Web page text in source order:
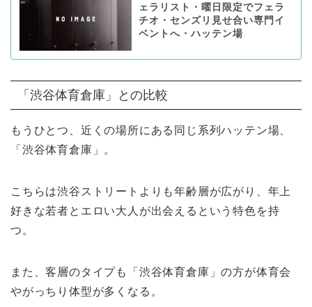
ェラリスト・曜日限定でフェラ
チオ・センズリ見せ合い専門イ
ベントへ・ハッテン場
「渋谷体育倉庫」との比較
もうひとつ、近くの場所にある同じ系列ハッテン場、
「渋谷体育倉庫」。
こちらは渋谷ストリートよりも年齢層が広がり、年上
好きな若者とエロい大人が出会えるという特色を持
つ。
また、客層のタイプも「渋谷体育倉庫」の方が体育会
やがっちり体型が多くなる。